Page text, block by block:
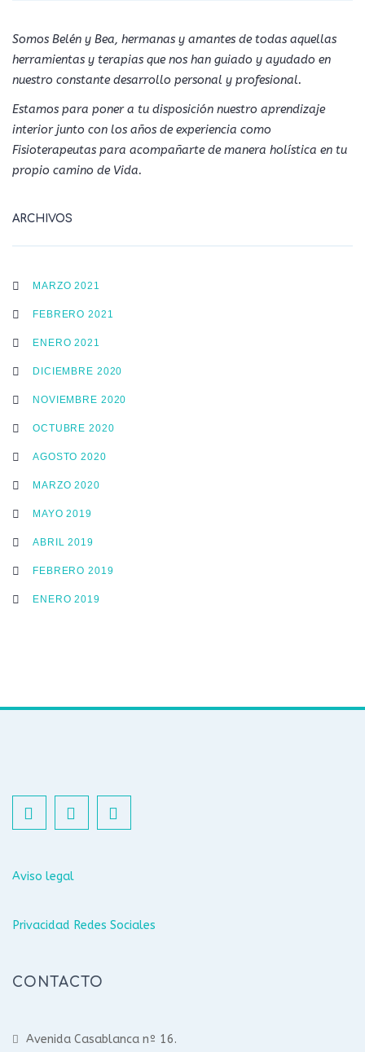
Somos Belén y Bea, hermanas y amantes de todas aquellas
herramientas y terapias que nos han guiado y ayudado en
nuestro constante desarrollo personal y profesional.
Estamos para poner a tu disposición nuestro aprendizaje
interior junto con los años de experiencia como
Fisioterapeutas para acompañarte de manera holística en tu
propio camino de Vida.
ARCHIVOS
MARZO 2021
FEBRERO 2021
ENERO 2021
DICIEMBRE 2020
NOVIEMBRE 2020
OCTUBRE 2020
AGOSTO 2020
MARZO 2020
MAYO 2019
ABRIL 2019
FEBRERO 2019
ENERO 2019
Aviso legal
Privacidad Redes Sociales
CONTACTO
Avenida Casablanca nº 16.